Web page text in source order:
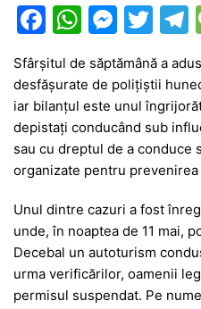
F
a
c
e
b
o
k
W
at
s
A
p
M
s
s
e
n
er
T
itt
er
Sfârșitul de săptămână a
desfășurate de polițiștii
iar bilanțul este unul
depistați conducând sub
sau cu dreptul de a conduce
organizate pentru
Unul dintre cazuri a fost
unde, în noaptea de 11 mai,
Decebal un autoturism
urma verificărilor, oamenii
permisul suspendat. Pe